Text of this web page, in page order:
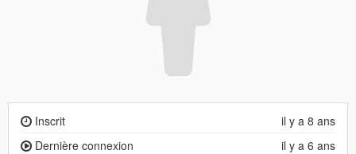
il y a 8 ans
Inscrit
il y a 6 ans
Dernière connexion